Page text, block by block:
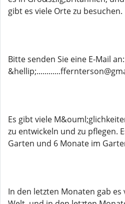
gibt es viele Orte zu besuchen.
Bitte senden Sie eine E-Mail an:
Es gibt viele
zu entwickeln und zu pflegen.
Garten und 6 Monate im
In den letzten Monaten gab